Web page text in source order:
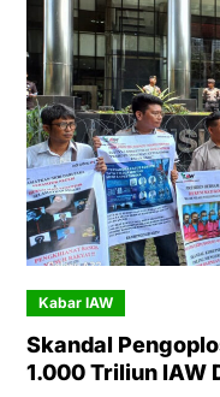
Kabar IAW
Skandal
1.000 Triliun IAW